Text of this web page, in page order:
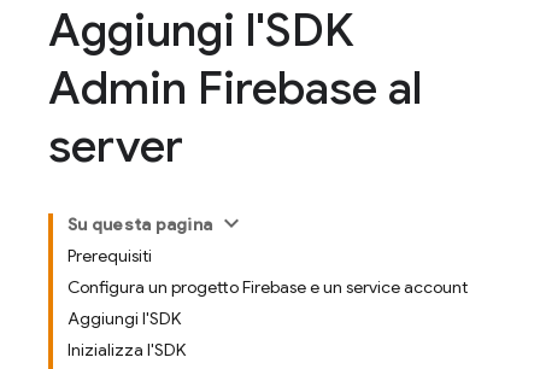
Aggiungi l'SDK
Admin Firebase al
server
Su questa pagina
Prerequisiti
Configura un progetto Firebase e un service account
Aggiungi l'SDK
Inizializza l'SDK